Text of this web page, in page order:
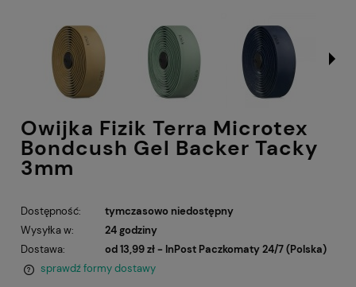
Owijka Fizik Terra Microtex
Bondcush Gel Backer Tacky
3mm
Dostępność:
tymczasowo niedostępny
Wysyłka w:
24 godziny
Dostawa:
od 13,99 zł - InPost Paczkomaty 24/7 (Polska)
sprawdź formy dostawy